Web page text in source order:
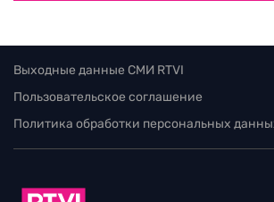
Выходные данные СМИ RTVI
Пользовательское соглашение
Политика обработки персональных